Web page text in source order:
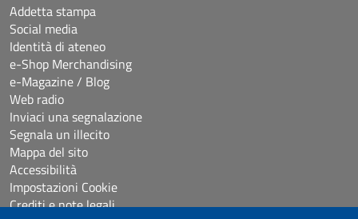
Addetta stampa
Social media
Identità di ateneo
e-Shop Merchandising
e-Magazine / Blog
Web radio
Inviaci una segnalazione
Segnala un illecito
Mappa del sito
Accessibilità
Impostazioni Cookie
Crediti e note legali